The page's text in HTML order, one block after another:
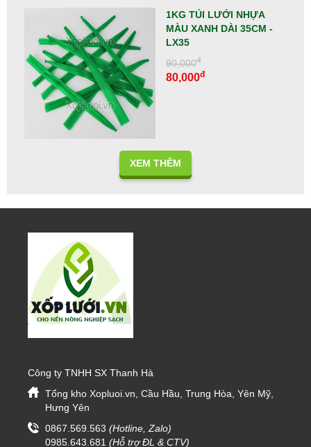
1KG TÚI LƯỚI NHỰA
MÀU XANH DÀI 35CM -
LX35
90,000đ
80,000đ
XEM THÊM
Công ty TNHH SX Thanh Hà
Tổng kho Xopluoi.vn, Cầu Hầu, Trung Hòa, Yên Mỹ,
Hưng Yên
0867.569.563 (Hotline, Zalo)
0985.643.681 (Hỗ trợ ĐL & CTV)